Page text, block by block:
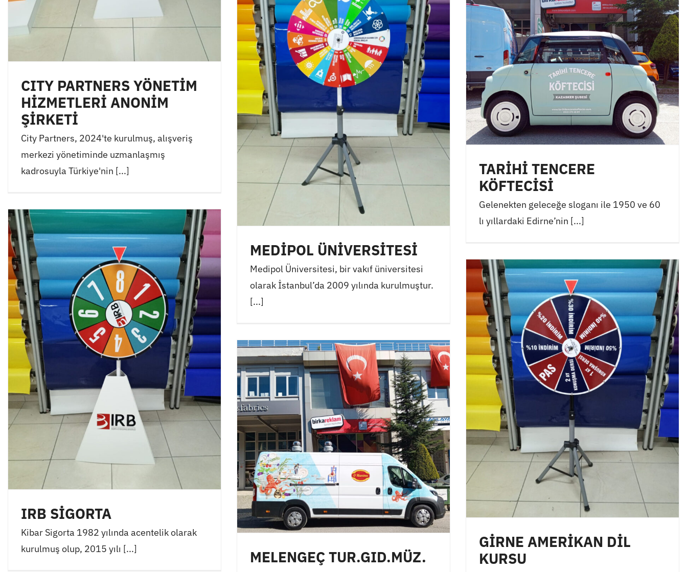
CITY PARTNERS YÖNETİM
HİZMETLERİ ANONİM
ŞİRKETİ
City Partners, 2024'te kurulmuş, alışveriş
merkezi yönetiminde uzmanlaşmış
kadrosuyla Türkiye'nin [...]
MEDİPOL ÜNİVERSİTESİ
Medipol Üniversitesi, bir vakıf üniversitesi
olarak İstanbul’da 2009 yılında kurulmuştur.
[...]
TARİHİ TENCERE
KÖFTECİSİ
Gelenekten geleceğe sloganı ile 1950 ve 60
lı yıllardaki Edirne’nin [...]
IRB SİGORTA
Kibar Sigorta 1982 yılında acentelik olarak
kurulmuş olup, 2015 yılı [...]
GİRNE AMERİKAN DİL
KURSU
MELENGEÇ TUR.GID.MÜZ.